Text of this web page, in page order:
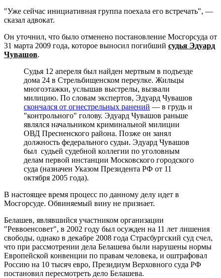
"Уже сейчас инициативная группа поехала его встречать", —
сказал адвокат.
Он уточнил, что было отменено постановление Мосгорсуда от
31 марта 2009 года, которое выносил погибший судья Эдуард
Чувашов.
Судья 12 апереля был найден мертвым в подъезде
дома 24 в Стрельбищенском переулке. Жильцы
многоэтажки, услышав выстрелы, вызвали
милицию. По словам экспертов, Эдуард Чувашов
скончался от огнестрельных ранений — в грудь и
"контрольного" голову. Эдуард Чувашов раньше
являлся начальником криминальной милиции
ОВД Пресненского района. Позже он занял
должность федерального судьи. Эдуард Чувашов
был судьей судебной коллегии по уголовным
делам первой инстанции Московского городского
суда (назначен Указом Президента РФ от 11
октября 2005 года).
В настоящее время процесс по данному делу идет в
Мосгорсуде. Обвиняемый вину не признает.
Белашев, являвшийся участником организации
"Реввоенсовет", в 2002 году был осужден на 11 лет лишения
свободы, однако в декабре 2008 года Страсбургский суд счел,
что при рассмотрении дела Белашева были нарушены нормы
Европейской конвенции по правам человека, и оштрафовал
Россию на 10 тысяч евро, Президиум Верховного суда РФ
постановил пересмотреть дело Белашева.